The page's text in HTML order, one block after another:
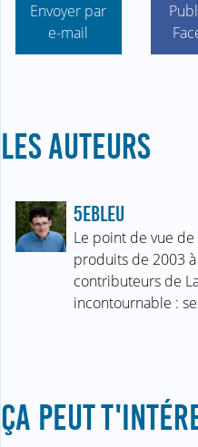
Envoyer par
e-mail
LES AUTEURS
5EBLEU
Le point de vue
produits de 2003
contributeurs de
incontournable :
ÇA PEUT